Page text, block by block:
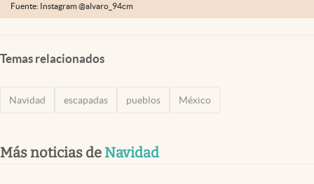
Fuente: Instagram @alvaro_94cm
Temas relacionados
Navidad escapadas pueblos México
Más noticias de Navidad